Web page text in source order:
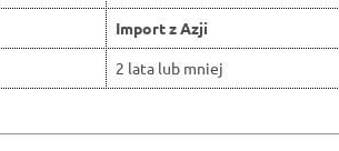
Import z Azji
2 lata lub mniej